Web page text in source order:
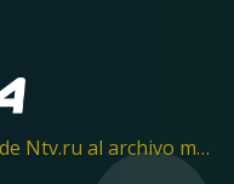
Ymp4 ayuda a descargar vídeos de Ntv.ru al archivo mp4